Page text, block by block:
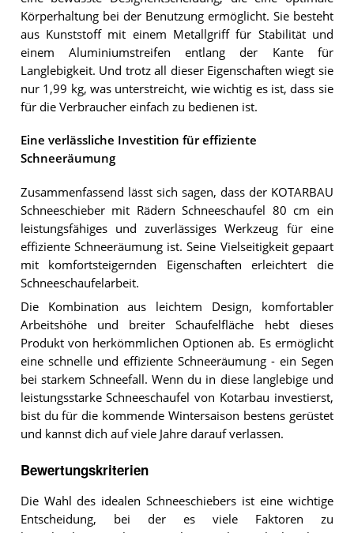
Körperhaltung bei der Benutzung ermöglicht. Sie besteht
aus Kunststoff mit einem Metallgriff für Stabilität und
einem Aluminiumstreifen entlang der Kante für
Langlebigkeit. Und trotz all dieser Eigenschaften wiegt sie
nur 1,99 kg, was unterstreicht, wie wichtig es ist, dass sie
für die Verbraucher einfach zu bedienen ist.
Eine verlässliche Investition für effiziente
Schneeräumung
Zusammenfassend lässt sich sagen, dass der KOTARBAU
Schneeschieber mit Rädern Schneeschaufel 80 cm ein
leistungsfähiges und zuverlässiges Werkzeug für eine
effiziente Schneeräumung ist. Seine Vielseitigkeit gepaart
mit komfortsteigernden Eigenschaften erleichtert die
Schneeschaufelarbeit.
Die Kombination aus leichtem Design, komfortabler
Arbeitshöhe und breiter Schaufelfläche hebt dieses
Produkt von herkömmlichen Optionen ab. Es ermöglicht
eine schnelle und effiziente Schneeräumung - ein Segen
bei starkem Schneefall. Wenn du in diese langlebige und
leistungsstarke Schneeschaufel von Kotarbau investierst,
bist du für die kommende Wintersaison bestens gerüstet
und kannst dich auf viele Jahre darauf verlassen.
Bewertungskriterien
Die Wahl des idealen Schneeschiebers ist eine wichtige
Entscheidung, bei der es viele Faktoren zu